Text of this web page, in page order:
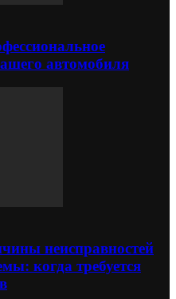
автомобиля
неисправностей
когда требуется